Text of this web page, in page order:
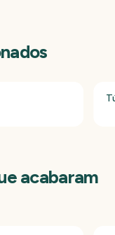
acabaram